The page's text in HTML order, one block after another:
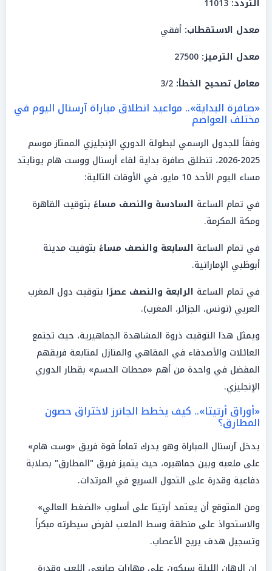
التردد:
معدل الاستقطاب: أفقي
معدل الترميز:
معامل تصحيح الخطأ:
«صافرة البداية».. مواعيد انطلاق مباراة آرسنال اليوم في
مختلف العواصم
وفقاً للجدول الرسمي لبطولة الدوري الإنجليزي الممتاز موسم
2025-2026، تنطلق صافرة بداية لقاء أرسنال ووست هام يونايتد
مساء اليوم الأحد 10 مايو، في الأوقات التالية:
في تمام الساعة السادسة والنصف مساءً بتوقيت القاهرة
ومكة المكرمة.
في تمام الساعة السابعة والنصف مساءً بتوقيت مدينة
أبوظبي الإماراتية.
في تمام الساعة الرابعة والنصف عصرًا بتوقيت دول المغرب
العربي (تونس، الجزائر، المغرب).
ويمثل هذا التوقيت ذروة المشاهدة الجماهيرية، حيث تجتمع
العائلات والأصدقاء في المقاهي والمنازل لمتابعة فريقهم
المفضل في واحدة من أهم «محطات الحسم» بقطار الدوري
الإنجليزي.
«أوراق أرتيتا».. كيف يخطط الجانرز لاختراق حصون
المطارق؟
يدخل آرسنال المباراة وهو يدرك تماماً قوة فريق «وست هام»
على ملعبه وبين جماهيره، حيث يتميز فريق "المطارق" بصلابة
دفاعية وقدرة على التحول السريع في المرتدات.
ومن المتوقع أن يعتمد أرتيتا على أسلوب «الضغط العالي»
والاستحواذ على منطقة وسط الملعب لفرض سيطرته مبكراً
وتسجيل هدف يريح الأعصاب.